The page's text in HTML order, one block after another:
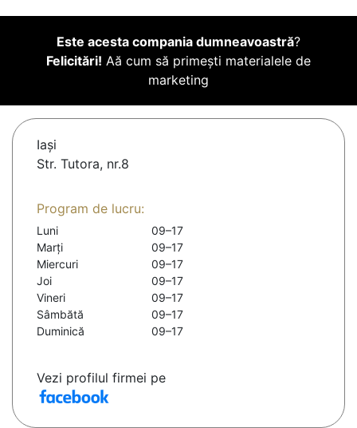
Este acesta compania dumneavoastră?
Felicitări! Aă cum să primești materialele de
marketing
Iaşi
Str. Tutora, nr.8
Program de lucru:
Luni
09–17
Marți
09–17
Miercuri
09–17
Joi
09–17
Vineri
09–17
Sâmbătă
09–17
Duminică
09–17
Vezi profilul firmei pe